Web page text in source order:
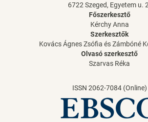
6722 Szeged, Egyetem u.
Főszerkesztő
Kérchy Anna
Szerkesztők
Kovács Ágnes Zsófia és Zámbóné
Olvasó szerkesztő
Szarvas Réka
ISSN 2062-7084 (Online)